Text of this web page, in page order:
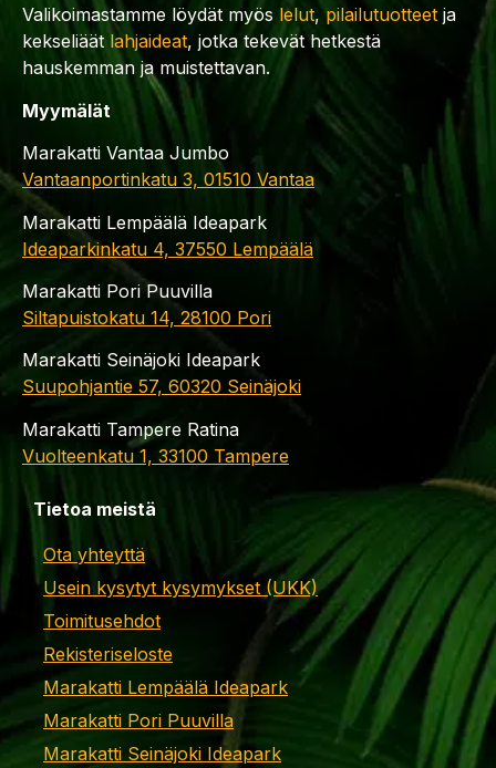
Valikoimastamme löydät myös lelut,pilailutuotteet ja
kekseliäät lahjaideat, jotka tekevät hetkestä
hauskemman ja muistettavan.
Myymälät
Marakatti Vantaa Jumbo
Vantaanportinkatu 3, 01510 Vantaa
Marakatti Lempäälä Ideapark
Ideaparkinkatu 4, 37550 Lempäälä
Marakatti Pori Puuvilla
Siltapuistokatu 14, 28100 Pori
Marakatti Seinäjoki Ideapark
Suupohjantie 57, 60320 Seinäjoki
Marakatti Tampere Ratina
Vuolteenkatu 1, 33100 Tampere
Tietoa meistä
Ota yhteyttä
Usein kysytyt kysymykset (UKK)
Toimitusehdot
Rekisteriseloste
Marakatti Lempäälä Ideapark
Marakatti Pori Puuvilla
Marakatti Seinäjoki Ideapark